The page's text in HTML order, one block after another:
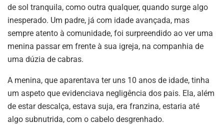
de sol tranquila, como outra qualquer, quando surge algo
inesperado. Um padre, já com idade avançada, mas
sempre atento à comunidade, foi surpreendido ao ver uma
menina passar em frente à sua igreja, na companhia de
uma dúzia de cabras.
A menina, que aparentava ter uns 10 anos de idade, tinha
um aspeto que evidenciava negligência dos pais. Ela, além
de estar descalça, estava suja, era franzina, estaria até
algo subnutrida, com o cabelo desgrenhado.